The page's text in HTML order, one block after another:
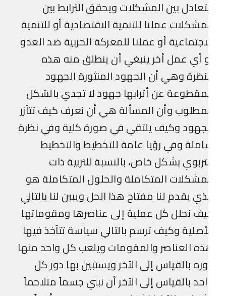
بين المشكلات ويحقق الترابط بين
عملنا للتنمية الاقتصادية أو للتنمية
أو عملنا للمعركة الحربية ضد العدو
أي عمل أخر ينبغي أن ينطلق منه هذه
وهي أن الجهود المنثورة الجهود
عن أترابها جهود لا تجدي بالشكل
وأن المسألة هي أن نعرف كيف تتآزر
وكيف يلتقي في صورة كلية وفي نظرة
وفي رؤيا عامة للتخطيط والتخطيط
بشكل خاص، بالنسبة للتربية ذات
المتكاملة والحلول المتكاملة هو
يقدم لنا مفتاح هذا الحل ويبين لنا بالتالي
نحلل كل عملية إلى عناصرها ومقوماتها
وكيف ترسم بالتالي سياسة تتآخذ فيها
العناصر والمقومات ويلعب كل واحد منها
بالقياس إلى الآخر ويستبين بها دور كل
بالقياس إلى الآخر أن نبني جسماً متلاحماً